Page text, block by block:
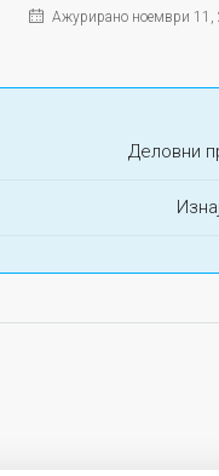
Ажурирано ноември 11,
Деловни